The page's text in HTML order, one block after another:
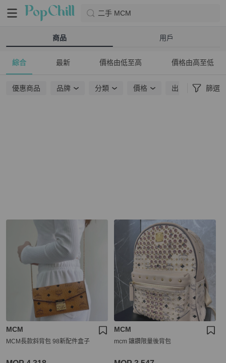
二手 MCM
商品 用戶
綜合 最新 價格由低至高 價格由高至低
優惠商品 品牌 分類 價格 出貨地點 篩選
MCM
MCM長款斜背包 98新配件盒子
MCM
mcm 鑲鑽限量後背包